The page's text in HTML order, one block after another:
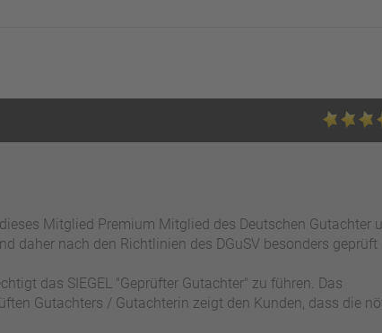
Mitglied Premium Mitglied des Deutschen Gutachter
daher nach den Richtlinien des DGuSV besonders geprüft
das SIEGEL "Geprüfter Gutachter" zu führen. Das
Gutachters / Gutachterin zeigt den Kunden, dass die